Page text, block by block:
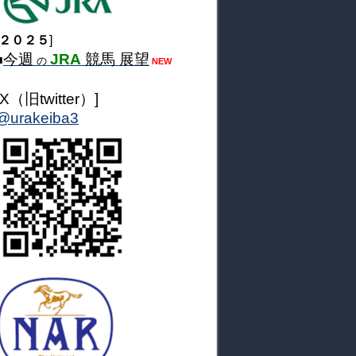
０２５]
今週 の JRA 競馬 展望 NEW
（旧twitter）]